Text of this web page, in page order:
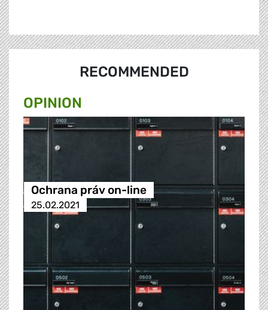
RECOMMENDED
OPINION
Ochrana práv on-line
25.02.2021